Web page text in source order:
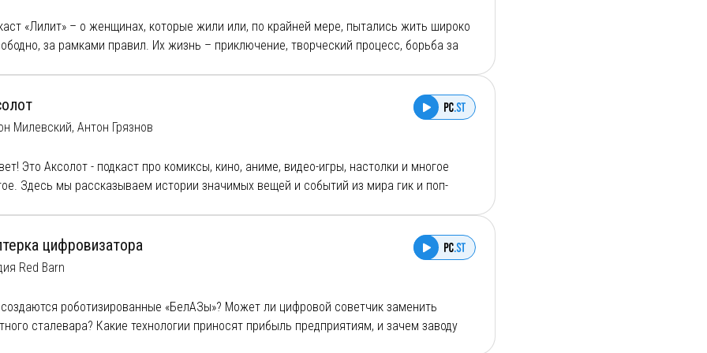
болтунами, а ведь они такие классные!
сети и связь со мной:
eablinova.ru/
t.me/@eablinova
«Лилит» – о женщинах, которые жили или, по крайней мере, пытались жить широко
за рамками правил. Их жизнь – приключение, творческий процесс, борьба за
Милевский, Антон Грязнов
Это Аксолот - подкаст про комиксы, кино, аниме, видео-игры, настолки и многое
Здесь мы рассказываем истории значимых вещей и событий из мира гик и поп-
все ее функции и способности. Нам показалось это достаточно символичным,
наверное, каждый из нас немного аксолотль, который не спешит взрослеть.
к нам:
цифровизатора
Red Barn
роботизированные «БелАЗы»? Может ли цифровой советчик заменить
сталевара? Какие технологии приносят прибыль предприятиям, и зачем заводу